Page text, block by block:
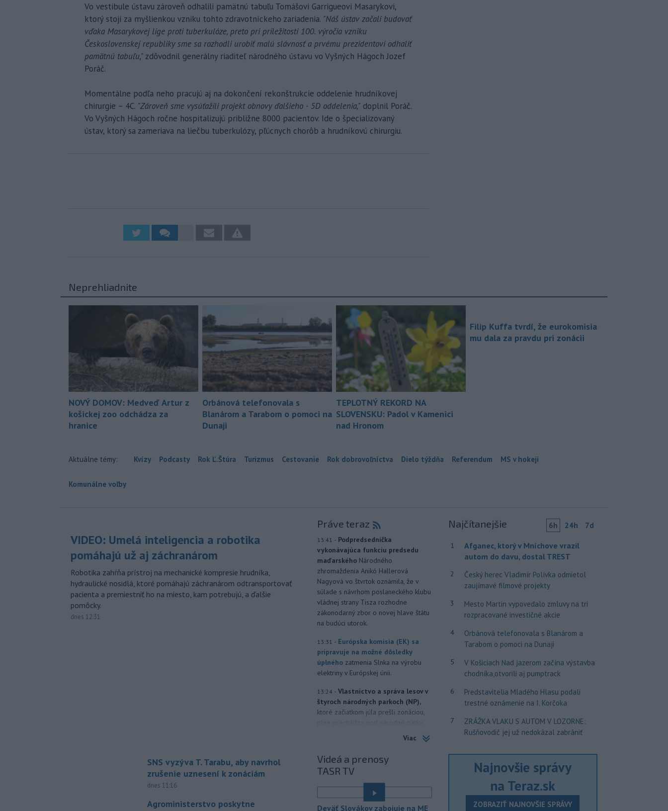
Vo vestibule ústavu zároveň odhalili pamätnú tabuľu Tomášovi Garrigueovi Masarykovi,
ktorý stojí za myšlienkou vzniku tohto zdravotníckeho zariadenia. "Náš ústav začali budovať
vďaka Masarykovej lige proti tuberkulóze, preto pri príležitosti 100. výročia vzniku
Československej republiky sme sa rozhodli urobiť malú slávnosť a prvému prezidentovi odhaliť
pamätnú tabuľu," zdôvodnil generálny riaditeľ národného ústavu vo Vyšných Hágoch Jozef
Poráč.
Momentálne podľa neho pracujú aj na dokončení rekonštrukcie oddelenie hrudníkovej
chirurgie – 4C. "Zároveň sme vysúťažili projekt obnovy ďalšieho - 5D oddelenia," doplnil Poráč.
Vo Vyšných Hágoch ročne hospitalizujú približne 8000 pacientov. Ide o špecializovaný
ústav, ktorý sa zameriava na liečbu tuberkulózy, pľúcnych chorôb a hrudníkovú chirurgiu.
Neprehliadnite
NOVÝ DOMOV: Medveď Artur z
košickej zoo odchádza za
hranice
Orbánová telefonovala s
Blanárom a Tarabom o pomoci na
Dunaji
TEPLOTNÝ REKORD NA
SLOVENSKU: Padol v Kamenici
nad Hronom
Filip Kuffa tvrdí, že eurokomisia
mu dala za pravdu pri zonácii
Aktuálne témy: Kvízy Podcasty Rok Ľ.Štúra Turizmus Cestovanie Rok dobrovoľníctva Dielo týždňa Referendum MS v hokeji
Komunálne voľby
VIDEO: Umelá inteligencia a robotika
pomáhajú už aj záchranárom
Robotika zahŕňa prístroj na mechanické kompresie hrudníka,
hydraulické nosidlá, ktoré pomáhajú záchranárom odtransportovať
pacienta a premiestniť ho na miesto, kam potrebujú, a ďalšie
pomôcky.
dnes 12:31
SNS vyzýva T. Tarabu, aby navrhol
zrušenie uznesení k zonáciám
dnes 11:16
Agroministerstvo poskytne
Práve teraz
13:41 - Podpredsedníčka
vykonávajúca funkciu predsedu
maďarského Národného
zhromaždenia Anikó Hallerová
Nagyová vo štvrtok oznámila, že v
súlade s návrhom poslaneckého klubu
vládnej strany Tisza rozhodne
zákonodarný zbor o novej hlave štátu
na budúci utorok.
13:31 - Európska komisia (EK) sa
pripravuje na možné dôsledky
úplného zatmenia Slnka na výrobu
elektriny v Európskej únii.
13:24 - Vlastníctvo a správa lesov v
štyroch národných parkoch (NP),
ktoré začiatkom júla prešli zonáciou,
lesnými požiarmina západnom
Balkáne, kde v týchto dňoch horúčavy
dosahujú až 40 stupňov Celzia.
- Nemecký súd vo štvrtok
Viac
Videá a prenosy
TASR TV
Deväť Slovákov zabojuje na ME
Najčítanejšie 6h 24h 7d
1
Afganec, ktorý v Mníchove vrazil
autom do davu, dostal TREST
2
Český herec Vladimír Polívka odmietol
zaujímavé filmové projekty
3
Mesto Martin vypovedalo zmluvy na tri
rozpracované investičné akcie
4
Orbánová telefonovala s Blanárom a
Tarabom o pomoci na Dunaji
5
V Košiciach Nad jazerom začína výstavba
chodníka,otvorili aj pumptrack
6
Predstavitelia Mladého Hlasu podali
trestné oznámenie na I. Korčoka
7
ZRÁŽKA VLAKU S AUTOM V LOZORNE:
Rušňovodič jej už nedokázal zabrániť
Najnovšie správy
na Teraz.sk
ZOBRAZIŤ NAJNOVŠIE SPRÁVY